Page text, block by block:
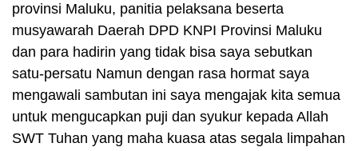
provinsi Maluku, panitia pelaksana beserta
musyawarah Daerah DPD KNPI Provinsi Maluku
dan para hadirin yang tidak bisa saya sebutkan
satu-persatu Namun dengan rasa hormat saya
mengawali sambutan ini saya mengajak kita semua
untuk mengucapkan puji dan syukur kepada Allah
SWT Tuhan yang maha kuasa atas segala limpahan